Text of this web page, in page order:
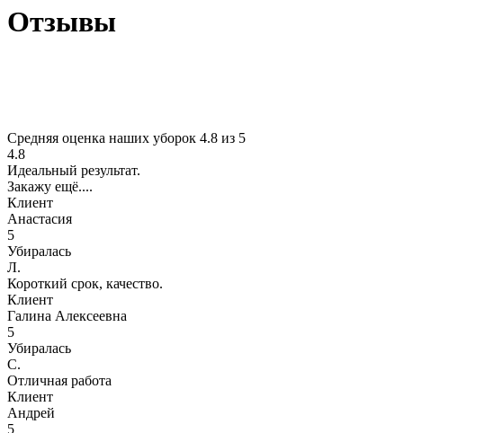
Отзывы
Средняя оценка наших уборок 4.8 из 5
4.8
Идеальный результат.
Закажу ещё....
Клиент
Анастасия
5
Убиралась
Л.
Короткий срок, качество.
Клиент
Галина Алексеевна
5
Убиралась
С.
Отличная работа
Клиент
Андрей
5